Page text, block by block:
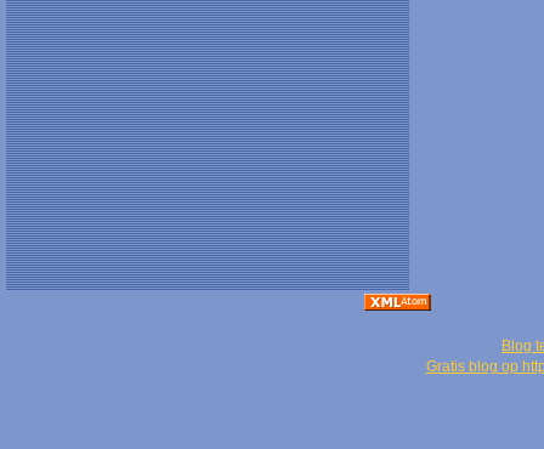
Blog
Gratis blog op